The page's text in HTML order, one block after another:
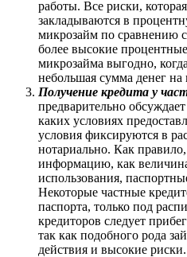
работы. Все риски,
закладываются в
микрозайм по сравнению
более высокие
микрозайма выгодно,
небольшая сумма денег на
Получение кредита у
предварительно
каких условиях
условия фиксируются в
нотариально. Как
информацию, как
использования,
Некоторые частные
паспорта, только под
кредиторов следует
так как подобного рода
действия и высокие риски.